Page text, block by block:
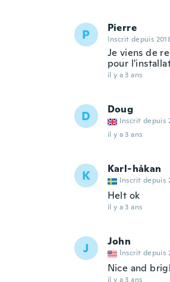
P Pierre
Inscrit depuis
Je viens de
pour
il y a 3 ans
D Doug
Inscrit depuis
il y a 3 ans
K Karl-håkan
Inscrit depuis
Helt ok
il y a 3 ans
J John
Inscrit depuis
Nice and
il y a 3 ans